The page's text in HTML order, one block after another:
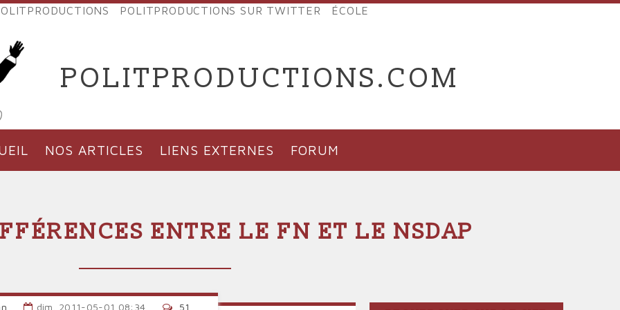
POLITPRODUCTIONS SUR TWITTER ÉCOLE
POLITPRODUCTIONS.COM
NOS ARTICLES LIENS EXTERNES FORUM
ENTRE LE FN ET LE NSDAP
dim, 2011-05-01 08:34 51